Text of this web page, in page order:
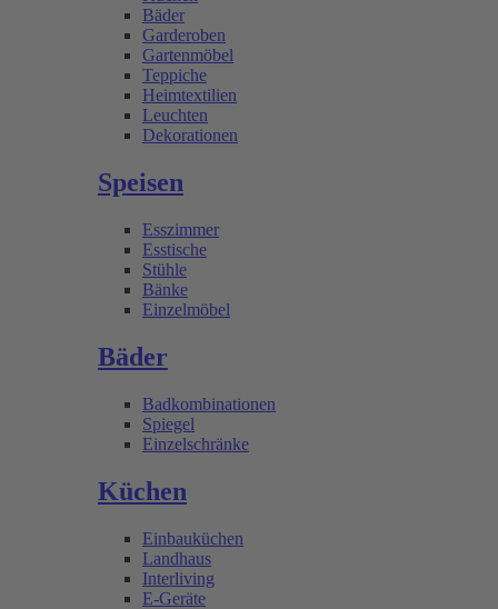
Bäder
Garderoben
Gartenmöbel
Teppiche
Heimtextilien
Leuchten
Dekorationen
Speisen
Esszimmer
Esstische
Stühle
Bänke
Einzelmöbel
Bäder
Badkombinationen
Spiegel
Einzelschränke
Küchen
Einbauküchen
Landhaus
Interliving
E-Geräte